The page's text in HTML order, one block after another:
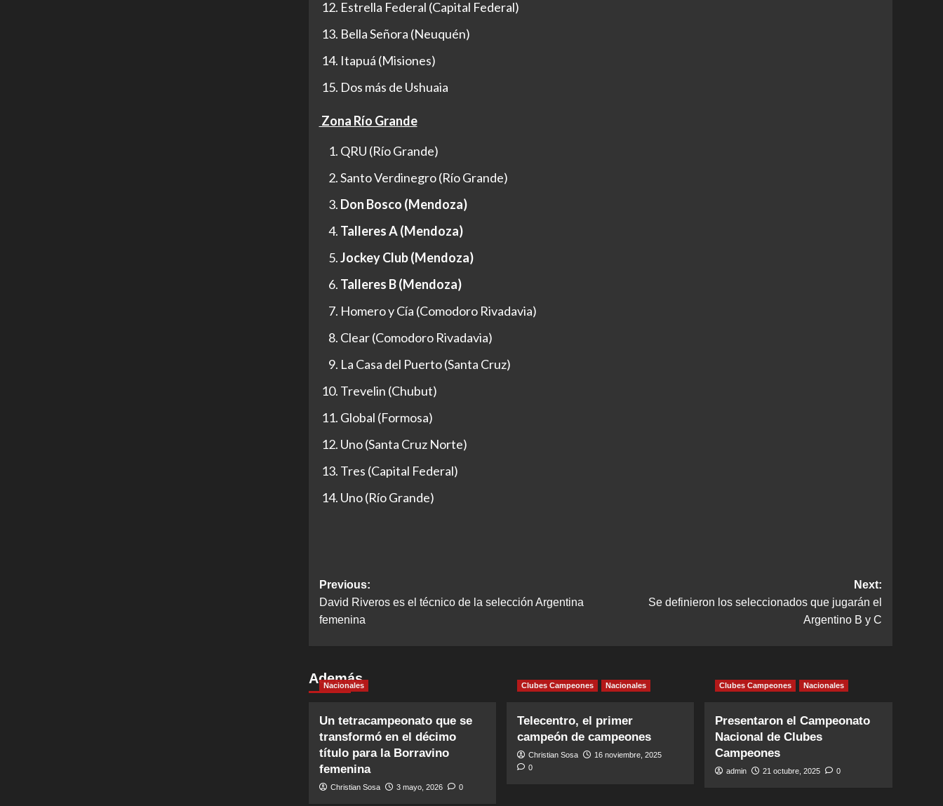
Estrella Federal (Capital Federal)
Bella Señora (Neuquén)
Itapuá (Misiones)
Dos más de Ushuaia
Zona Río Grande
QRU (Río Grande)
Santo Verdinegro (Río Grande)
Don Bosco (Mendoza)
Talleres A (Mendoza)
Jockey Club (Mendoza)
Talleres B (Mendoza)
Homero y Cía (Comodoro Rivadavia)
Clear (Comodoro Rivadavia)
La Casa del Puerto (Santa Cruz)
Trevelin (Chubut)
Global (Formosa)
Uno (Santa Cruz Norte)
Tres (Capital Federal)
Uno (Río Grande)
Post
navigation
Previous:
David Riveros es el técnico de la selección Argentina
femenina
Next:
Se definieron los seleccionados que jugarán el
Argentino B y C
Además
Nacionales
Un tetracampeonato que se
transformó en el décimo
título para la Borravino
femenina
Christian Sosa 3 mayo, 2026 0
Clubes Campeones Nacionales
Telecentro, el primer
campeón de campeones
Christian Sosa
16 noviembre, 2025
0
Clubes Campeones Nacionales
Presentaron el Campeonato
Nacional de Clubes
Campeones
admin 21 octubre, 2025 0